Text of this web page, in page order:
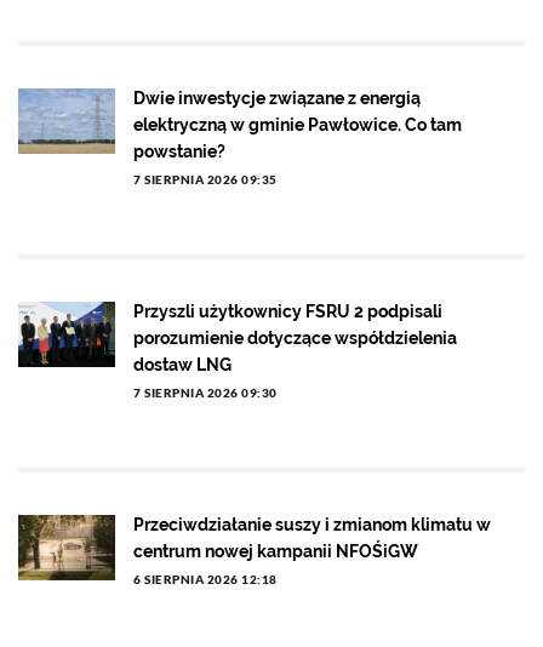
Dwie inwestycje związane z energią
elektryczną w gminie Pawłowice. Co tam
powstanie?
7 SIERPNIA 2026 09:35
Przyszli użytkownicy FSRU 2 podpisali
porozumienie dotyczące współdzielenia
dostaw LNG
7 SIERPNIA 2026 09:30
Przeciwdziałanie suszy i zmianom klimatu w
centrum nowej kampanii NFOŚiGW
6 SIERPNIA 2026 12:18